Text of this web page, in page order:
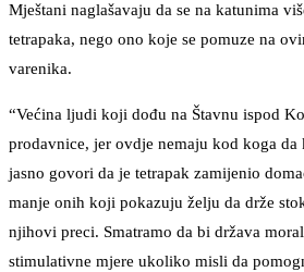
Mještani naglašavaju da se na katunima
tetrapaka, nego ono koje se pomuze na
varenika.
“Većina ljudi koji dođu na Štavnu ispod
prodavnice, jer ovdje nemaju kod koga da
jasno govori da je tetrapak zamijenio
manje onih koji pokazuju želju da drže
njihovi preci. Smatramo da bi država
stimulativne mjere ukoliko misli da